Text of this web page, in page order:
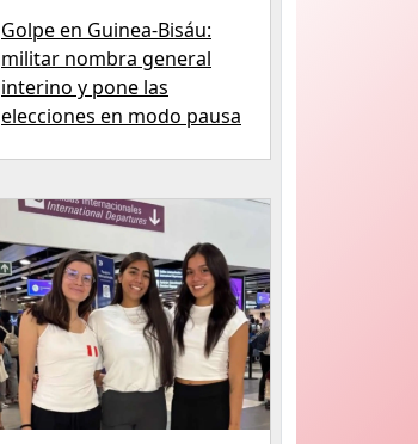
Golpe en Guinea-Bisáu:
militar nombra general
interino y pone las
elecciones en modo pausa